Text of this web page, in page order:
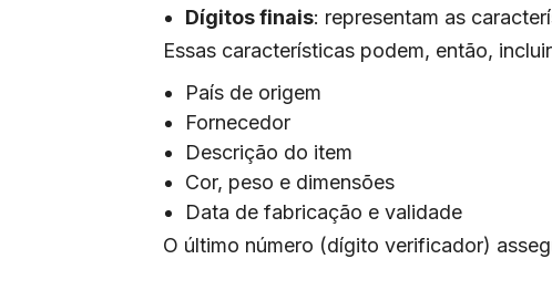
Dígitos finais: representam as
Essas características podem, então,
País de origem
Fornecedor
Descrição do item
Cor, peso e dimensões
Data de fabricação e validade
O último número (dígito verificador)